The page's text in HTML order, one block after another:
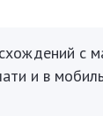
с
и в